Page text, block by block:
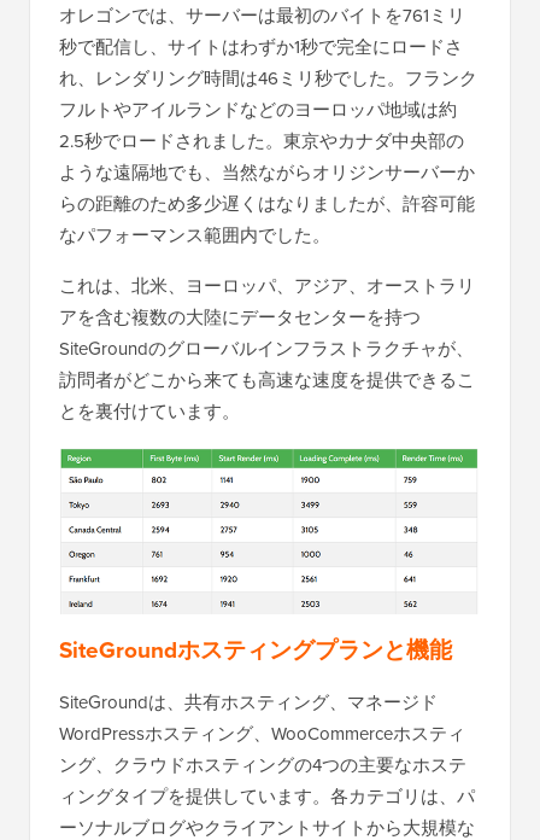
オレゴンでは、サーバーは最初のバイトを761ミリ
秒で配信し、サイトはわずか1秒で完全にロードさ
れ、レンダリング時間は46ミリ秒でした。フランク
フルトやアイルランドなどのヨーロッパ地域は約
2.5秒でロードされました。東京やカナダ中央部の
ような遠隔地でも、当然ながらオリジンサーバーか
らの距離のため多少遅くはなりましたが、許容可能
なパフォーマンス範囲内でした。
これは、北米、ヨーロッパ、アジア、オーストラリ
アを含む複数の大陸にデータセンターを持つ
SiteGroundのグローバルインフラストラクチャが、
訪問者がどこから来ても高速な速度を提供できるこ
とを裏付けています。
SiteGroundホスティングプランと機能
SiteGroundは、共有ホスティング、マネージド
WordPressホスティング、WooCommerceホスティ
ング、クラウドホスティングの4つの主要なホステ
ィングタイプを提供しています。各カテゴリは、パ
ーソナルブログやクライアントサイトから大規模な